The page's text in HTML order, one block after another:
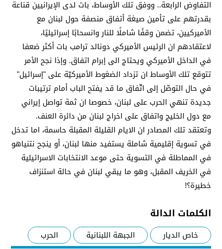
التفاوض الرابعة.. ووفق تلك الأوساط، بات لدى الإيرانيين قناعة
بقدرتهم على تأمين صيغة أتفاق منصفة حول لبنان مع
الأميركيين، تضمن وقفًا شاملًا للنار وانسحابًا إسرائيليًا،
لاعتقادهم ان الرئيس الأميركي دونالد ترامب بات أكثر ضعفا
في الداخل الأميركي ويحتاج الى إبرام اتفاق. وإذا نجح الأمر
تتوقع تلك الأوساط ان تزداد الضغوط الأميركيّة على "إسرائيل"
في حال التوصّل إلى اتّفاق ما قد يفتح الباب أمام ترتيبات
جديدة تنهي الحرب على لبنان، خصوصا ان ثمة تواصل إيراني
مع دول الخليج واتفاق على اخراج لبنان من دائرة العنف.
وتعتقد تلك المصادر ان الايام القليلة المقبلة حاسمة، اما تدخل
في تسوية إقليمية شاملة يستفيد منها لبنان، أو ينجح نتنياهو
في المماطلة في التسوية حتى موعد الانتخابات الاسرائيلية
في الخريف المقبل، وهو ما يبقي لبنان في حالة استنزاف
خطيرة؟!
الكلمات الدالة
خاص الديار الجبهة اللبنانية الحرب